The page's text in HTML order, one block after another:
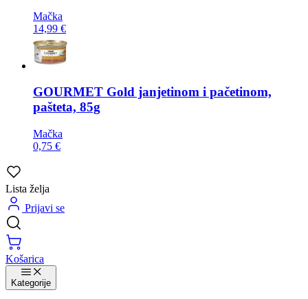
Mačka
14,99 €
GOURMET Gold janjetinom i pačetinom,
pašteta, 85g
Mačka
0,75 €
Lista želja
Prijavi se
Košarica
Kategorije